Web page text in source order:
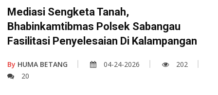
Mediasi Sengketa Tanah,
Bhabinkamtibmas Polsek Sabangau
Fasilitasi Penyelesaian Di Kalampangan
By HUMA BETANG 04-24-2026
202
20